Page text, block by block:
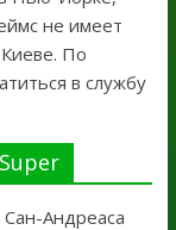
не имеет
По
в службу
Андреаса